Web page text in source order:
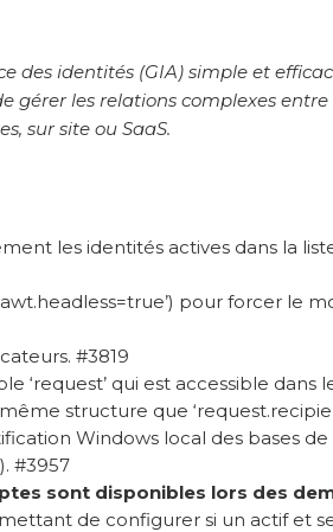
des identités (GIA) simple et
gérer les relations complexes
sur site ou SaaS.
les identités actives dans la
pour forcer le
#3819
‘request’ qui est accessible dans
structure que
Windows local des bases
#3957
sont disponibles lors des
de configurer si un actif et